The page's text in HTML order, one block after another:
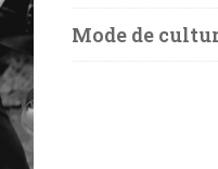
Mode de